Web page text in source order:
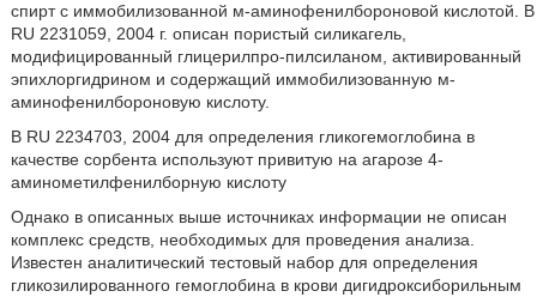
спирт с иммобилизованной м-аминофенилбороновой кислотой. В
RU 2231059, 2004 г. описан пористый силикагель,
модифицированный глицерилпро-пилсиланом, активированный
эпихлоргидрином и содержащий иммобилизованную м-
аминофенилбороновую кислоту.
В RU 2234703, 2004 для определения гликогемоглобина в
качестве сорбента используют привитую на агарозе 4-
аминометилфенилборную кислоту
Однако в описанных выше источниках информации не описан
комплекс средств, необходимых для проведения анализа.
Известен аналитический тестовый набор для определения
гликозилированного гемоглобина в крови дигидроксиборильным